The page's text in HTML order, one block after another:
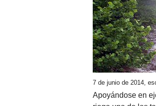
7 de junio de 2014,
Apoyándose en